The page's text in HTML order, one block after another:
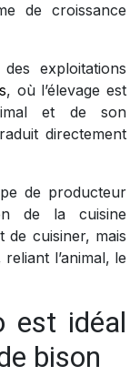
de croissance
exploitations
, où l’élevage est
et de son
directement
de producteur
de la cuisine
de cuisiner, mais
l’animal, le
est idéal
bison